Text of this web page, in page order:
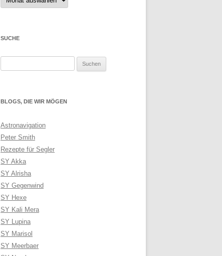
SUCHE
BLOGS, DIE WIR MÖGEN
Astronavigation
Peter Smith
Rezepte für Segler
SY Akka
SY Alrisha
SY Gegenwind
SY Hexe
SY Kali Mera
SY Lupina
SY Marisol
SY Meerbaer